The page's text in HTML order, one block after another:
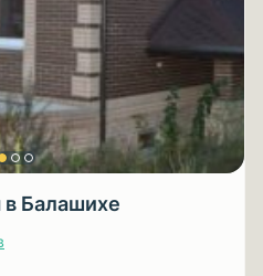
в Балашихе